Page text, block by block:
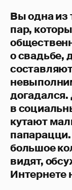
Вы одна из
пар,
о свадьбе,
в
кутают
папарацци.
большое
видят,
Интернете